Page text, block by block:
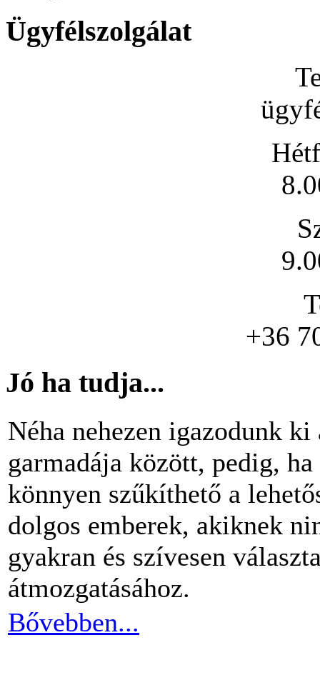
Ügyfélszolgálat
+36
Jó ha tudja...
Néha nehezen igazodunk
garmadája között, pedig,
könnyen szűkíthető a
dolgos emberek, akiknek
gyakran és szívesen
átmozgatásához.
Bővebben...